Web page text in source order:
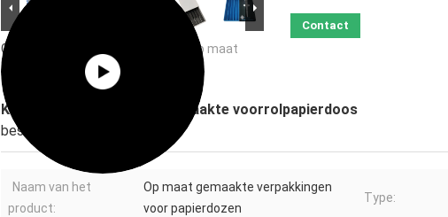
Grote Afbeelding :
Kinderwaardig, op maat
gemaakte voorrolpapierdoos
Contact
Kinderwaardig, op maat gemaakte voorrolpapierdoos
beschrijving
Naam van het
product:
Op maat gemaakte verpakkingen
voor papierdozen
Type: